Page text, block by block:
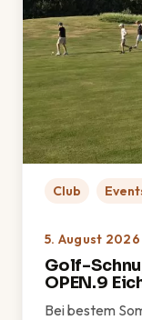
Club
5. August 2026
Golf-
OPEN.9
Bei bestem